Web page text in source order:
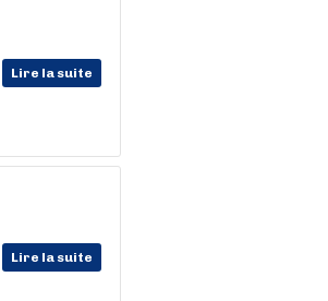
Lire la suite
Lire la suite